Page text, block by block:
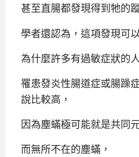
甚至直腸都發現得到牠的
學者還認為，這項發現可
為什麼許多有過敏症狀的
罹患發炎性腸道症或腸躁
說比較高，
因為塵蟎極可能就是共同
而無所不在的塵蟎，